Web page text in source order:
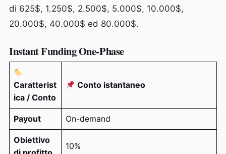
di 625$, 1.250$, 2.500$, 5.000$, 10.000$,
20.000$, 40.000$ ed 80.000$.
Instant Funding One-Phase
Caratterist
ica / Conto
Conto istantaneo
Payout On-demand
Obiettivo
10%